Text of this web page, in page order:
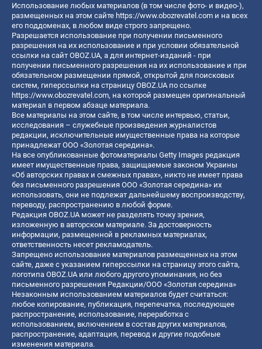
Использование любых материалов (в том числе фото- и видео-),
размещенных на этом сайте https://www.obozrevatel.com и на всех
его поддоменах, в любом виде строго запрещено.
Разрешается использование при получении письменного
разрешения на их использование и при условии обязательной
ссылки на сайт OBOZ.UA, а для интернет-изданий - при
получении письменного разрешения на их использование и при
обязательном размещении прямой, открытой для поисковых
систем, гиперссылки на страницу OBOZ.UA по ссылке
https://www.obozrevatel.com, на которой размещен оригинальный
материал в первом абзаце материала.
Все материалы на этом сайте, в том числе интервью, статьи,
исследования – служебные произведения журналистов
редакции, исключительные имущественные права на которые
принадлежат ООО «Золотая середина».
На все опубликованные фотоматериалы Getty Images редакция
имеет имущественные права, защищаемые законом Украины
«Об авторских правах и смежных правах», никто не имеет права
без письменного разрешения ООО «Золотая середина» их
использовать, они не подлежат дальнейшему воспроизводству,
переводу, распространению в любой форме.
Редакция OBOZ.UA может не разделять точку зрения,
изложенную в авторском материале. За достоверность
информации, размещенной в рекламных материалах,
ответственность несет рекламодатель.
Запрещено использование материалов размещенных на этом
сайте, даже с указанием гиперссылки на страницу этого сайта,
логотипа OBOZ.UA или любого другого упоминания, но без
письменного разрешения Редакции/ООО «Золотая середина»
Незаконным использованием материалов будет считаться:
любое копирование, публикация, перепечатка, последующее
распространение, использование, переработка с
использованием, включением в состав других материалов,
распространение, адаптация, перевод и другие подобные
изменения материала.